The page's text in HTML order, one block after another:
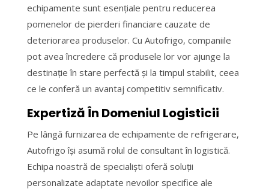
echipamente sunt esențiale pentru reducerea
pomenelor de pierderi financiare cauzate de
deteriorarea produselor. Cu Autofrigo, companiile
pot avea încredere că produsele lor vor ajunge la
destinație în stare perfectă și la timpul stabilit, ceea
ce le conferă un avantaj competitiv semnificativ.
Expertiză În Domeniul Logisticii
Pe lângă furnizarea de echipamente de refrigerare,
Autofrigo își asumă rolul de consultant în logistică.
Echipa noastră de specialiști oferă soluții
personalizate adaptate nevoilor specifice ale